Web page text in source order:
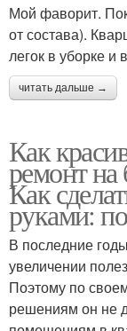
Мой фаворит.
от состава).
легок в уборке и
читать дальше →
Как
ремонт на
Как
руками:
В последние
увеличении
Поэтому по
решениям он не